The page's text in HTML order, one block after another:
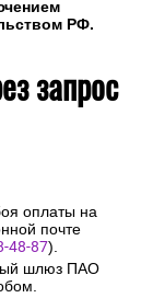
РФ.
запрос
оплаты на
почте
48-87).
шлюз ПАО